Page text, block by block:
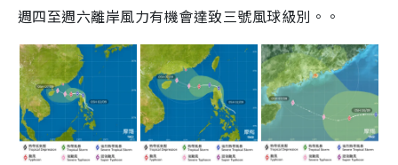
週四至週六離岸風力有機會達致三號風球級別。。